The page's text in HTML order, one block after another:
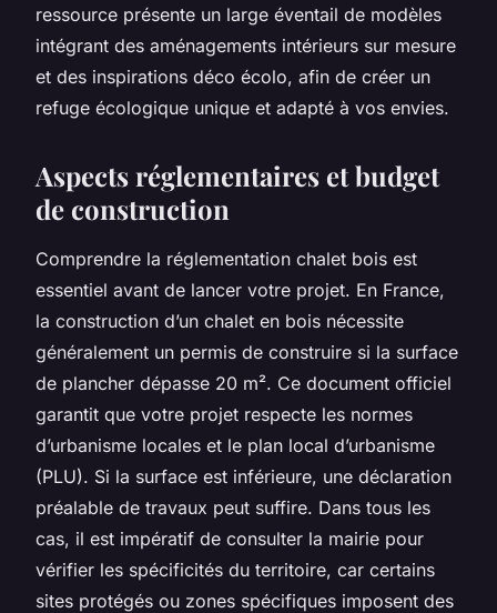
ressource présente un large éventail de modèles
intégrant des aménagements intérieurs sur mesure
et des inspirations déco écolo, afin de créer un
refuge écologique unique et adapté à vos envies.
Aspects réglementaires et budget
de construction
Comprendre la réglementation chalet bois est
essentiel avant de lancer votre projet. En France,
la construction d’un chalet en bois nécessite
généralement un permis de construire si la surface
de plancher dépasse 20 m². Ce document officiel
garantit que votre projet respecte les normes
d’urbanisme locales et le plan local d’urbanisme
(PLU). Si la surface est inférieure, une déclaration
préalable de travaux peut suffire. Dans tous les
cas, il est impératif de consulter la mairie pour
vérifier les spécificités du territoire, car certains
sites protégés ou zones spécifiques imposent des